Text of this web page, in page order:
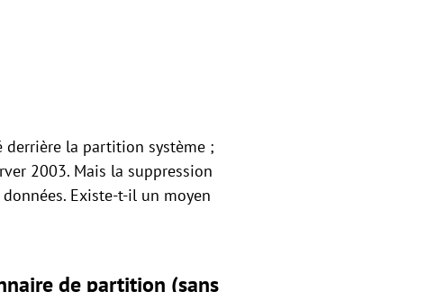
derrière la partition système ;
2003. Mais la suppression
Existe-t-il un moyen
de partition (sans